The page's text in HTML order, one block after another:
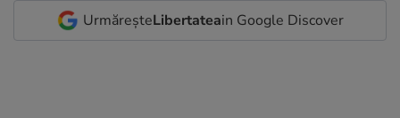
UrmăreșteLibertateain Google Discover